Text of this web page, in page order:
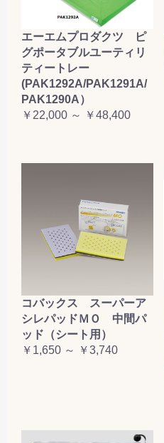
エーエムプロダクツ ピ
グポータブルユーティリ
ティートレー
(PAK1292A/PAK1291A/
PAK1290A）
￥22,000 ～ ￥48,400
コバックス スーパーア
シレパッドＭＯ 中間パ
ッド（シート用）
￥1,650 ～ ￥3,740